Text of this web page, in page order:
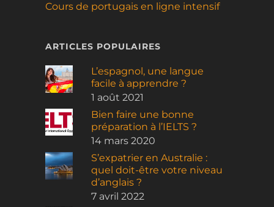
Cours de portugais en ligne intensif
ARTICLES POPULAIRES
L’espagnol, une langue
facile à apprendre ?
1 août 2021
Bien faire une bonne
préparation à l’IELTS ?
14 mars 2020
S’expatrier en Australie :
quel doit-être votre niveau
d’anglais ?
7 avril 2022